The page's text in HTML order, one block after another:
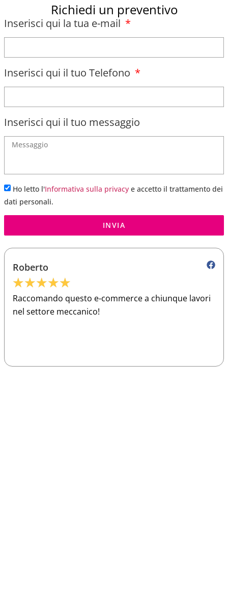
Richiedi un preventivo
Inserisci qui la tua e-mail
Inserisci qui il tuo Telefono
Inserisci qui il tuo messaggio
Ho letto l'Informativa sulla privacy e accetto il trattamento dei
dati personali.
INVIA
Roberto
★★★★★
Raccomando questo e-commerce a chiunque lavori
nel settore meccanico!